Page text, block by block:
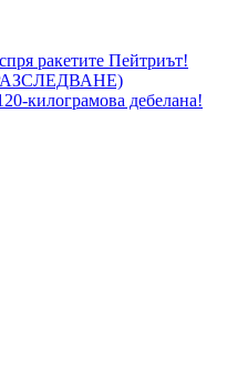
ракетите Пейтриът!
килограмова дебелана!